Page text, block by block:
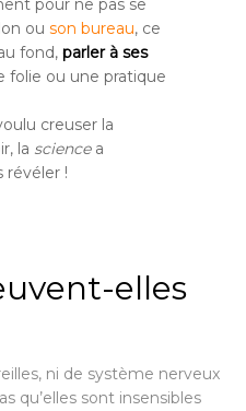
pour ne pas se
ou son bureau, ce
fond, parler à ses
folie ou une pratique
creuser la
la sciencea
révéler !
elles
ni de système nerveux
qu’elles sont insensibles